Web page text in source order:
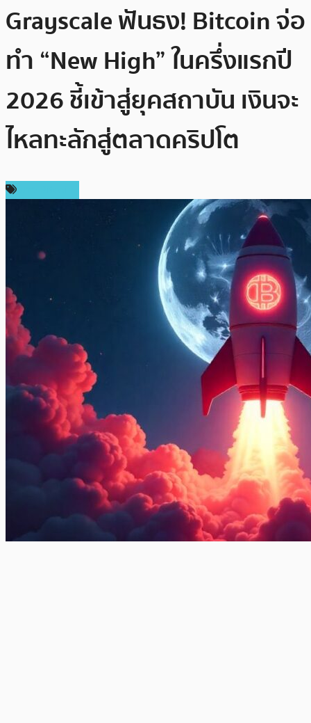
Grayscale ฟันธง! Bitcoin จ่อ
ทำ “New High” ในครึ่งแรกปี
2026 ชี้เข้าสู่ยุคสถาบัน เงินจะ
ไหลทะลักสู่ตลาดคริปโต